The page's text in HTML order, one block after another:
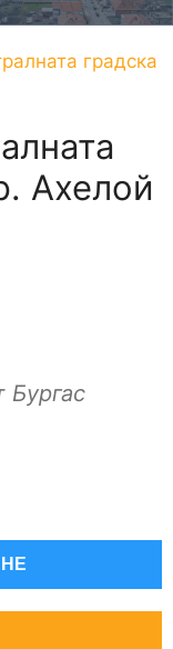
градска
Ахелой
Бургас